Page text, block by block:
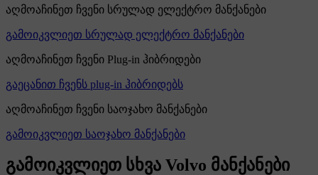
აღმოაჩინეთ ჩვენი სრულად ელექტრო მანქანები
გამოიკვლიეთ სრულად ელექტრო მანქანები
აღმოაჩინეთ ჩვენი Plug-in ჰიბრიდები
გაეცანით ჩვენს plug-in ჰიბრიდებს
აღმოაჩინეთ ჩვენი საოჯახო მანქანები
გამოიკვლიეთ საოჯახო მანქანები
გამოიკვლიეთ სხვა Volvo მანქანები